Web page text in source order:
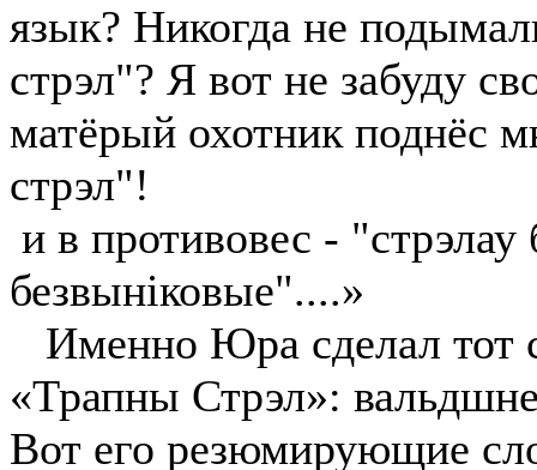
язык? Никогда не
стрэл"? Я вот не забуду
матёрый охотник поднёс
стрэл"!
и в противовес -
безвынiковые"....»
Именно Юра сделал тот
«Трапны Стрэл»:
Вот его резюмирующие